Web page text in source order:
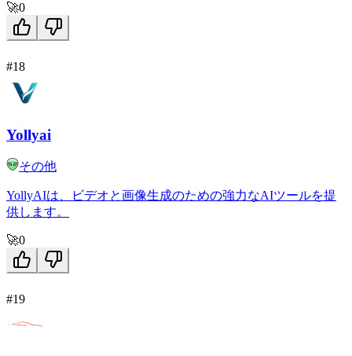
🚀0
#18
Yollyai
その他
YollyAIは、ビデオと画像生成のための強力なAIツールを提
供します。
🚀0
#19